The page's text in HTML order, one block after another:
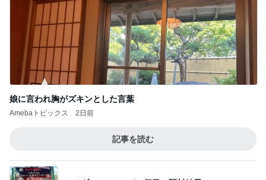
娘に言われ胸がズキンとした言葉
Amebaトピックス 2日前
記事を読む